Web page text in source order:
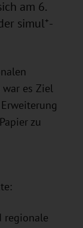
am 6.
simul⁺-
war es Ziel
zu
regionale